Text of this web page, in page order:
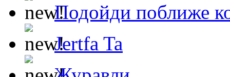
Подойди поближе
Jertfa Ta